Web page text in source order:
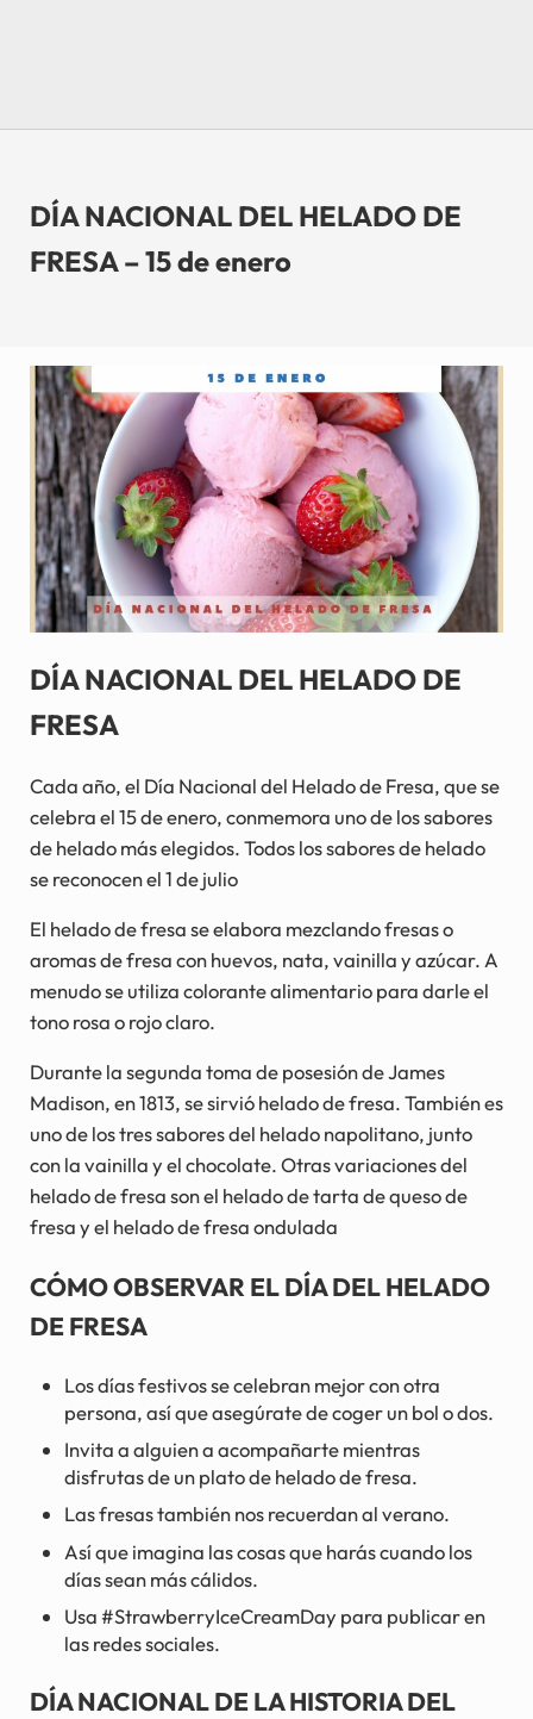
DÍA NACIONAL DEL HELADO DE
FRESA – 15 de enero
DÍA NACIONAL DEL HELADO DE
FRESA
Cada año, el Día Nacional del Helado de Fresa, que se
celebra el 15 de enero, conmemora uno de los sabores
de helado más elegidos. Todos los sabores de helado
se reconocen el 1 de julio
El helado de fresa se elabora mezclando fresas o
aromas de fresa con huevos, nata, vainilla y azúcar. A
menudo se utiliza colorante alimentario para darle el
tono rosa o rojo claro.
Durante la segunda toma de posesión de James
Madison, en 1813, se sirvió helado de fresa. También es
uno de los tres sabores del helado napolitano, junto
con la vainilla y el chocolate. Otras variaciones del
helado de fresa son el helado de tarta de queso de
fresa y el helado de fresa ondulada
CÓMO OBSERVAR EL DÍA DEL HELADO
DE FRESA
Los días festivos se celebran mejor con otra
persona, así que asegúrate de coger un bol o dos.
Invita a alguien a acompañarte mientras
disfrutas de un plato de helado de fresa.
Las fresas también nos recuerdan al verano.
Así que imagina las cosas que harás cuando los
días sean más cálidos.
Usa #StrawberryIceCreamDay para publicar en
las redes sociales.
DÍA NACIONAL DE LA HISTORIA DEL